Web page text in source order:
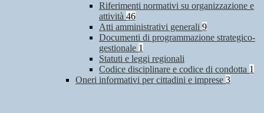
Riferimenti normativi su organizzazione e
attività 46
Atti amministrativi generali 9
Documenti di programmazione strategico-
gestionale 1
Statuti e leggi regionali
Codice disciplinare e codice di condotta 1
Oneri informativi per cittadini e imprese 3